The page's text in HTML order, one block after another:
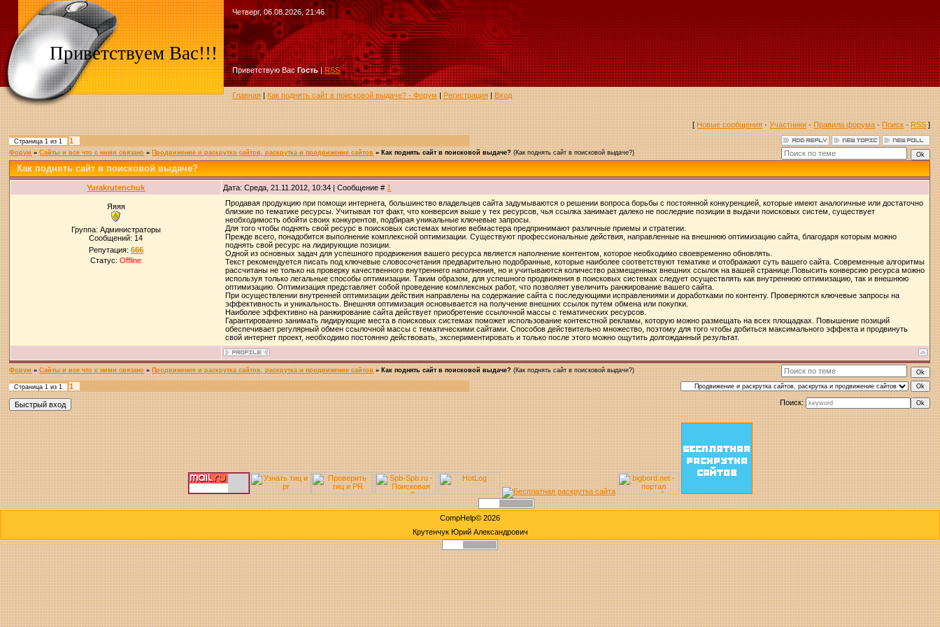
Приветствуем Вас!!!
Четверг, 06.08.2026, 21:46
Приветствую Вас Гость|RSS
Главная|Как поднять сайт в поисковой выдаче? - Форум|Регистрация|Вход
[Новые сообщения·Участники·Правила форума·Поиск·RSS]
Страница1 из1 1
Форум » Сайты и все что с ними связано » Продвижение и раскрутка сайтов, раскрутка и продвижение сайтов » Как поднять сайт в поисковой выдаче? (Как поднять сайт в поисковой выдаче?)
Как поднять сайт в поисковой выдаче?
Yurakrutenchuk Дата: Среда, 21.11.2012, 10:34 | Сообщение # 1
Яяяя
Группа: Администраторы
Сообщений: 14
Репутация: 666
Статус:Offline
Продавая продукцию при помощи интернета, большинство владельцев сайта задумываются о решении вопроса борьбы с постоянной конкуренцией, которые имеют аналогичные или достаточно
близкие по тематике ресурсы. Учитывая тот факт, что конверсия выше у тех ресурсов, чья ссылка занимает далеко не последние позиции в выдачи поисковых систем, существует
необходимость обойти своих конкурентов, подбирая уникальные ключевые запросы.
Для того чтобы поднять свой ресурс в поисковых системах многие вебмастера предпринимают различные приемы и стратегии.
Прежде всего, понадобится выполнение комплексной оптимизации. Существуют профессиональные действия, направленные на внешнюю оптимизацию сайта, благодаря которым можно
поднять свой ресурс на лидирующие позиции.
Одной из основных задач для успешного продвижения вашего ресурса является наполнение контентом, которое необходимо своевременно обновлять.
Текст рекомендуется писать под ключевые словосочетания предварительно подобранные, которые наиболее соответствуют тематике и отображают суть вашего сайта. Современные алгоритмы
рассчитаны не только на проверку качественного внутреннего наполнения, но и учитываются количество размещенных внешних ссылок на вашей странице.Повысить конверсию ресурса можно
используя только легальные способы оптимизации. Таким образом, для успешного продвижения в поисковых системах следует осуществлять как внутреннюю оптимизацию, так и внешнюю
оптимизацию. Оптимизация представляет собой проведение комплексных работ, что позволяет увеличить ранжирование вашего сайта.
При осуществлении внутренней оптимизации действия направлены на содержание сайта с последующими исправлениями и доработками по контенту. Проверяются ключевые запросы на
эффективность и уникальность. Внешняя оптимизация основывается на получение внешних ссылок путем обмена или покупки.
Наиболее эффективно на ранжирование сайта действует приобретение ссылочной массы с тематических ресурсов.
Гарантированно занимать лидирующие места в поисковых системах поможет использование контекстной рекламы, которую можно размещать на всех площадках. Повышение позиций
обеспечивает регулярный обмен ссылочной массы с тематическими сайтами. Способов действительно множество, поэтому для того чтобы добиться максимального эффекта и продвинуть
свой интернет проект, необходимо постоянно действовать, экспериментировать и только после этого можно ощутить долгожданный результат.
Форум » Сайты и все что с ними связано » Продвижение и раскрутка сайтов, раскрутка и продвижение сайтов » Как поднять сайт в поисковой выдаче? (Как поднять сайт в поисковой выдаче?)
Страница1 из1
1
Поиск:
CompHelp© 2026
Крутенчук Юрий Александрович